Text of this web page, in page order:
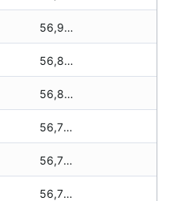
56,960 zł
56,840 zł
56,830 zł
56,710 zł
56,710 zł
56,710 zł